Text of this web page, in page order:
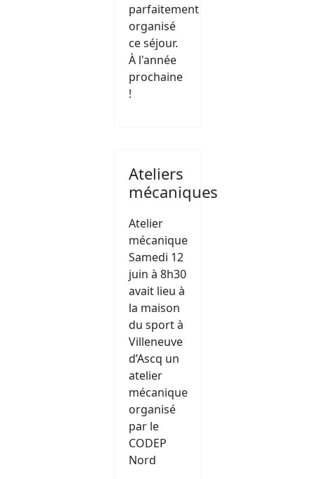
parfaitement
organisé
ce séjour.
À l'année
prochaine
!
Ateliers
mécaniques
Atelier
mécanique
Samedi 12
juin à 8h30
avait lieu à
la maison
du sport à
Villeneuve
d’Ascq un
atelier
mécanique
organisé
par le
CODEP
Nord